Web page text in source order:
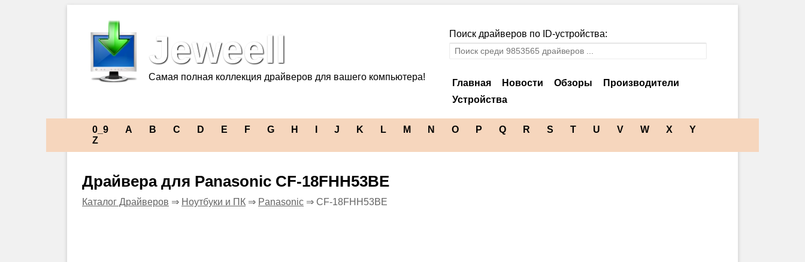
Jeweell
Самая полная коллекция драйверов для вашего компьютера!
Поиск драйверов по ID-устройства:
Главная Новости Обзоры
Производители
Устройства
0_9 A B C D E F G H J K L M N O P Q R S T U V W X
Y
Z
Драйвера для Panasonic CF-18FHH53BE
Каталог Драйверов ⇒ Ноутбуки и ПК ⇒ Panasonic ⇒ CF-18FHH53BE